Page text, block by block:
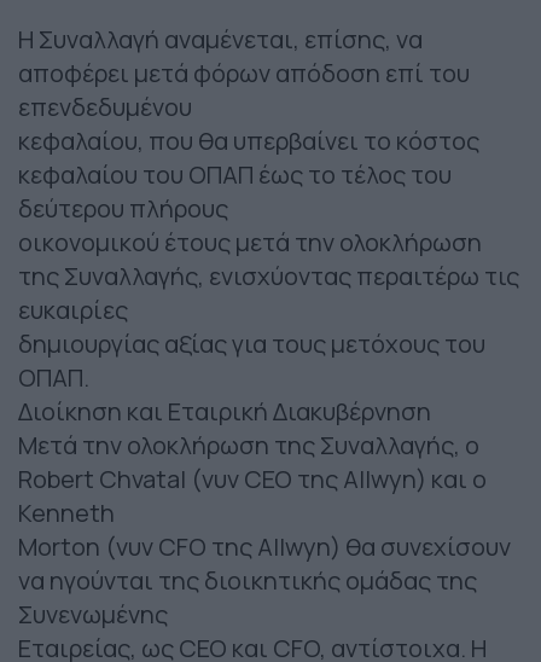
Η Συναλλαγή αναμένεται, επίσης, να
αποφέρει μετά φόρων απόδοση επί του
επενδεδυμένου
κεφαλαίου, που θα υπερβαίνει το κόστος
κεφαλαίου του ΟΠΑΠ έως το τέλος του
δεύτερου πλήρους
οικονομικού έτους μετά την ολοκλήρωση
της Συναλλαγής, ενισχύοντας περαιτέρω τις
ευκαιρίες
δημιουργίας αξίας για τους μετόχους του
ΟΠΑΠ.
Διοίκηση και Εταιρική Διακυβέρνηση
Μετά την ολοκλήρωση της Συναλλαγής, ο
Robert Chvatal (νυν CEO της Allwyn) και ο
Kenneth
Morton (νυν CFO της Allwyn) θα συνεχίσουν
να ηγούνται της διοικητικής ομάδας της
Συνενωμένης
Εταιρείας, ως CEO και CFO, αντίστοιχα. Η